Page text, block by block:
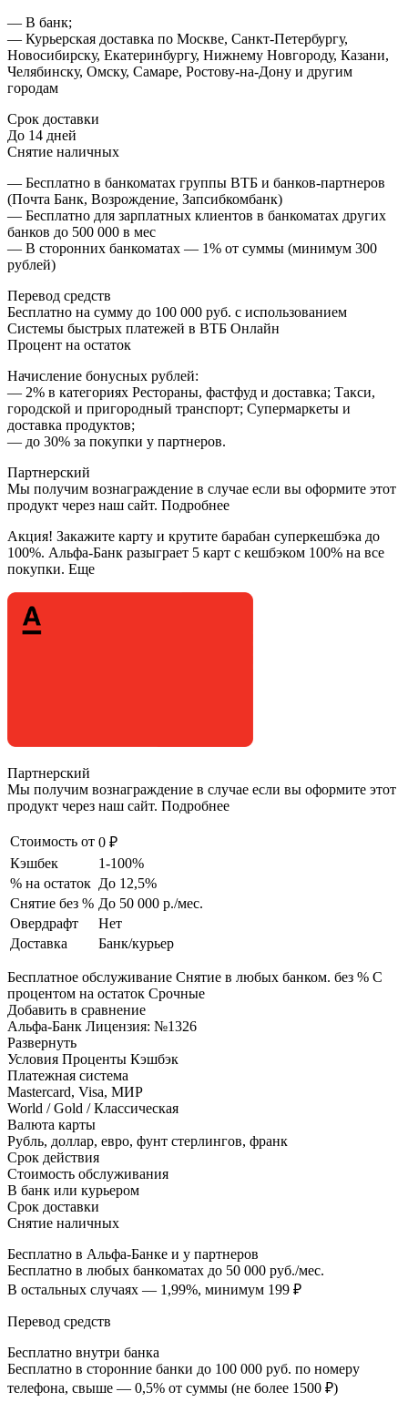
— В банк;
— Курьерская доставка по Москве, Санкт-Петербургу,
Новосибирску, Екатеринбургу, Нижнему Новгороду, Казани,
Челябинску, Омску, Самаре, Ростову-на-Дону и другим
городам
Срок доставки
До 14 дней
Снятие наличных
— Бесплатно в банкоматах группы ВТБ и банков-партнеров
(Почта Банк, Возрождение, Запсибкомбанк)
— Бесплатно для зарплатных клиентов в банкоматах других
банков до 500 000 в мес
— В сторонних банкоматах — 1% от суммы (минимум 300
рублей)
Перевод средств
Бесплатно на сумму до 100 000 руб. с использованием
Системы быстрых платежей в ВТБ Онлайн
Процент на остаток
Начисление бонусных рублей:
— 2% в категориях Рестораны, фастфуд и доставка; Такси,
городской и пригородный транспорт; Супермаркеты и
доставка продуктов;
— до 30% за покупки у партнеров.
Партнерский
Мы получим вознаграждение в случае если вы оформите этот
продукт через наш сайт. Подробнее
Акция! Закажите карту и крутите барабан суперкешбэка до
100%. Альфа-Банк разыграет 5 карт с кешбэком 100% на все
покупки. Еще
Партнерский
Мы получим вознаграждение в случае если вы оформите этот
продукт через наш сайт. Подробнее
Стоимость от 0 ₽
Кэшбек
1-100%
% на остаток До 12,5%
Снятие без % До 50 000 р./мес.
Овердрафт
Нет
Доставка
Банк/курьер
Бесплатное обслуживание Снятие в любых банком. без % С
процентом на остаток Срочные
Добавить в сравнение
Альфа-Банк Лицензия: №1326
Развернуть
Условия Проценты Кэшбэк
Платежная система
Mastercard, Visa, МИР
World / Gold / Классическая
Валюта карты
Рубль, доллар, евро, фунт стерлингов, франк
Срок действия
Стоимость обслуживания
В банк или курьером
Срок доставки
Снятие наличных
Бесплатно в Альфа-Банке и у партнеров
Бесплатно в любых банкоматах до 50 000 руб./мес.
В остальных случаях — 1,99%, минимум 199 ₽
Перевод средств
Бесплатно внутри банка
Бесплатно в сторонние банки до 100 000 руб. по номеру
телефона, свыше — 0,5% от суммы (не более 1500 ₽)